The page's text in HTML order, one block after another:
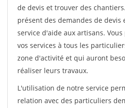
de devis et trouver des
présent des demandes de devis
service d'aide aux artisans.
vos services à tous les
zone d'activité et qui auront
réaliser leurs travaux.
L'utilisation de notre service
relation avec des particuliers